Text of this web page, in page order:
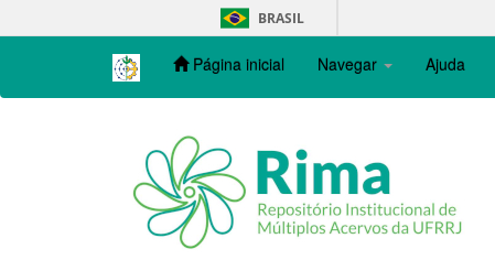
navigation
BRASIL
Página inicial Navegar Ajuda